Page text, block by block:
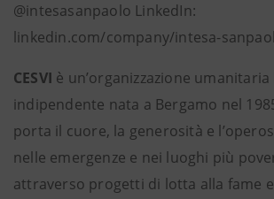
@intesasanpaolo LinkedIn:
linkedin.com/company/intesa-
CESVI è un’organizzazione umanitaria
indipendente nata a Bergamo nel
porta il cuore, la generosità e
nelle emergenze e nei luoghi più
attraverso progetti di lotta alla fame